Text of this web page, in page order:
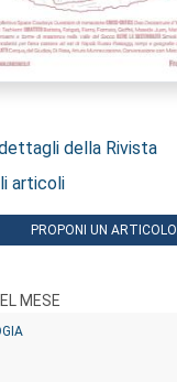
della Rivista
articoli
PROPONI UN ARTICOLO
MESE